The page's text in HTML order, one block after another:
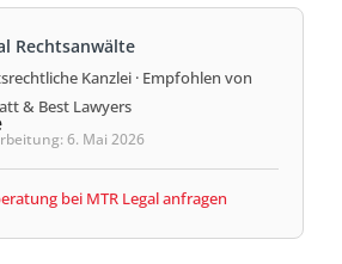
Rechtsanwälte
Kanzlei · Empfohlen von
& Best Lawyers
6. Mai 2026
bei MTR Legal anfragen